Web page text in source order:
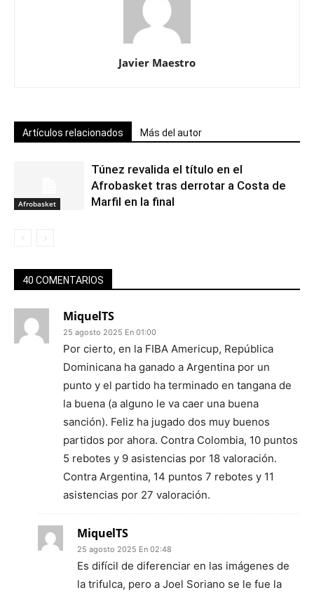
Javier Maestro
Artículos relacionados Más del autor
Afrobasket
Túnez revalida el título en el
Afrobasket tras derrotar a Costa de
Marfil en la final
40 COMENTARIOS
MiquelTS
25 agosto 2025 En 01:00
Por cierto, en la FIBA Americup, República
Dominicana ha ganado a Argentina por un
punto y el partido ha terminado en tangana de
la buena (a alguno le va caer una buena
sanción). Feliz ha jugado dos muy buenos
partidos por ahora. Contra Colombia, 10 puntos
5 rebotes y 9 asistencias por 18 valoración.
Contra Argentina, 14 puntos 7 rebotes y 11
asistencias por 27 valoración.
MiquelTS
25 agosto 2025 En 02:48
Es difícil de diferenciar en las imágenes de
la trifulca, pero a Joel Soriano se le fue la